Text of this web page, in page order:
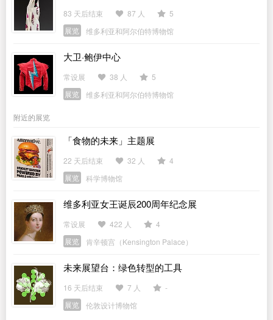
83 天后结束 87 人
5
展览
维多利亚和阿尔伯特博物馆
大卫·鲍伊中心
常设展 38 人
5
展览
维多利亚和阿尔伯特博物馆
附近的展览
「食物的未来」主题展
22 天后结束 32 人
4
展览
科学博物馆
维多利亚女王诞辰200周年纪念展
常设展 422 人
4
展览
肯辛顿宫（Kensington Palace）
未来展望台：绿色转型的工具
16 天后结束 7 人
-
展览
伦敦设计博物馆